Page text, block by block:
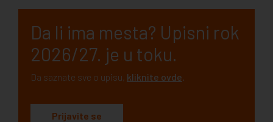
Da li ima mesta? Upisni rok
2026/27. je u toku.
Da saznate sve o upisu, kliknite ovde
Prijavite se